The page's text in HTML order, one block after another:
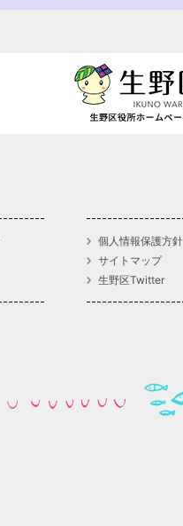
個人情報保護方針
サイトマップ
生野区Twitter